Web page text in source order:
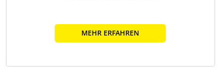
MEHR ERFAHREN